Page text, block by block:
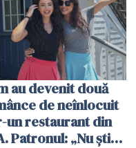
au devenit două
de neînlocuit
un restaurant din
Patronul: „Nu știu